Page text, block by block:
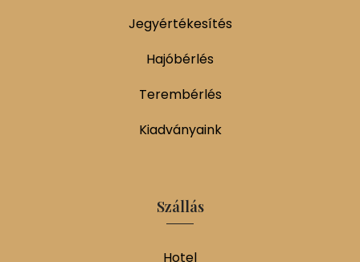
Jegyértékesítés
Hajóbérlés
Terembérlés
Kiadványaink
Szállás
Hotel